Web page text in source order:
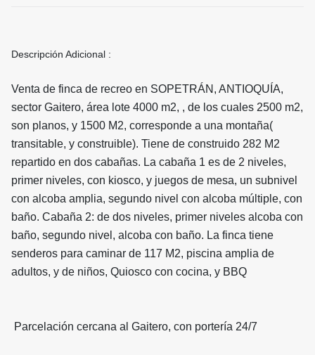
Descripción Adicional :
Venta de finca de recreo en SOPETRÁN, ANTIOQUÍA,
sector Gaitero, área lote 4000 m2, , de los cuales 2500 m2,
son planos, y 1500 M2, corresponde a una montaña(
transitable, y construible). Tiene de construido 282 M2
repartido en dos cabañas. La cabaña 1 es de 2 niveles,
primer niveles, con kiosco, y juegos de mesa, un subnivel
con alcoba amplia, segundo nivel con alcoba múltiple, con
baño. Cabaña 2: de dos niveles, primer niveles alcoba con
baño, segundo nivel, alcoba con baño. La finca tiene
senderos para caminar de 117 M2, piscina amplia de
adultos, y de niños, Quiosco con cocina, y BBQ
Parcelación cercana al Gaitero, con portería 24/7